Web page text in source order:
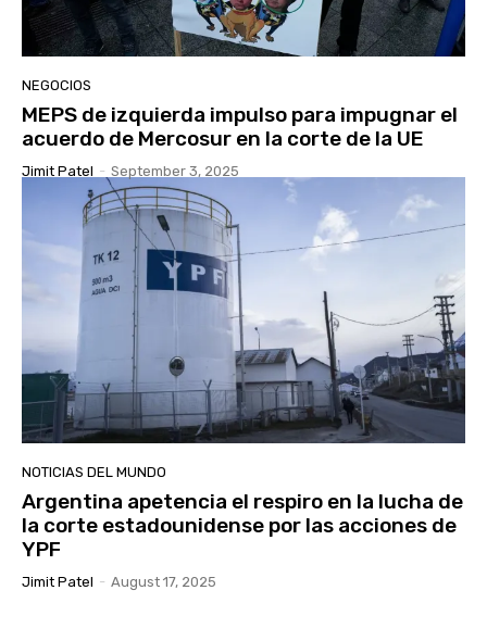
NEGOCIOS
MEPS de izquierda impulso para impugnar el
acuerdo de Mercosur en la corte de la UE
Jimit Patel - September 3, 2025
NOTICIAS DEL MUNDO
Argentina apetencia el respiro en la lucha de
la corte estadounidense por las acciones de
YPF
Jimit Patel - August 17, 2025